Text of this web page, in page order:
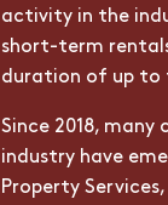
activity in the
short-term
duration of up to
Since 2018, many
industry have
Property